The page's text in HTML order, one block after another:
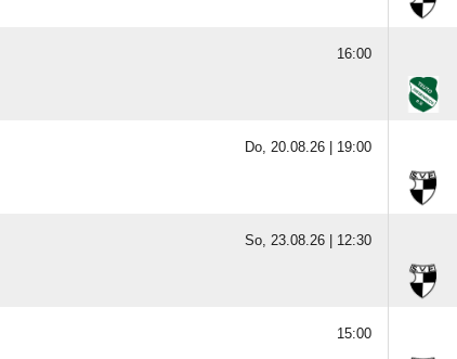
16:00
Do, 20.08.26 | 19:00
So, 23.08.26 | 12:30
15:00